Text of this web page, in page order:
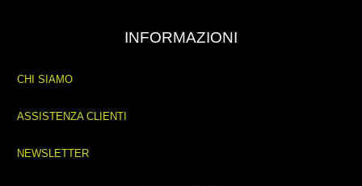
INFORMAZIONI
CHI SIAMO
ASSISTENZA CLIENTI
NEWSLETTER